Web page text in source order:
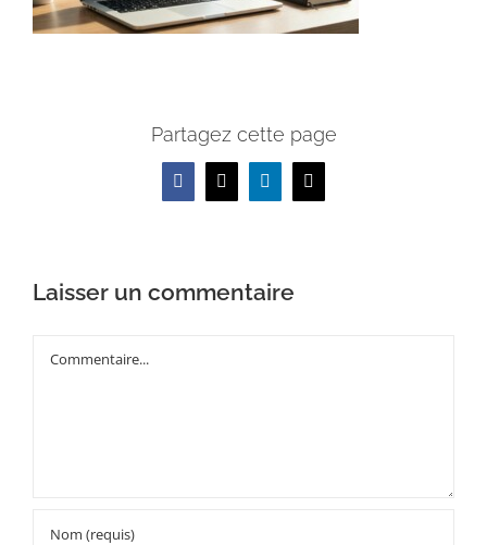
Partagez cette page
Facebook
X LinkedInEmail
Laisser un commentaire
Commentaire